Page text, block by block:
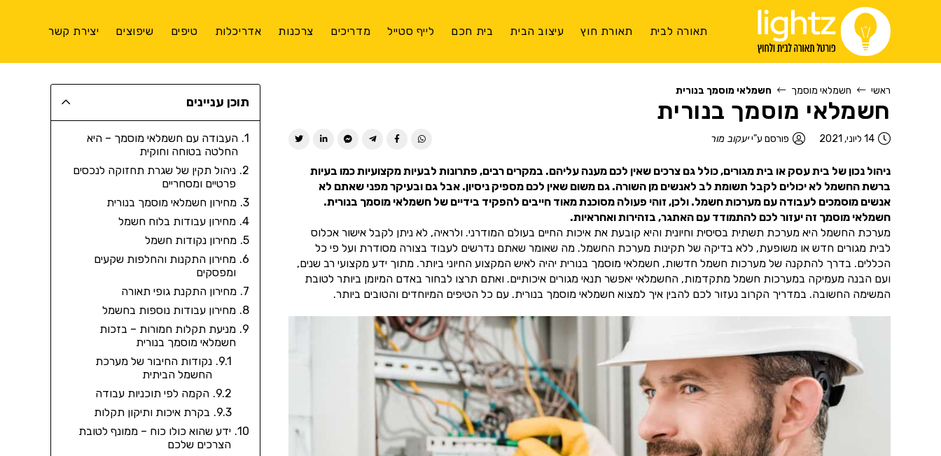
תאורה לבית תאורת חוץ עיצוב הבית בית חכם לייף סטייל מדריכים צרכנות אדריכלות טיפים שיפוצים יצירת קשר
ראשי חשמלאי מוסמך חשמלאי מוסמך בנורית
חשמלאי מוסמך בנורית
14 ליוני, 2021 פורסם ע"ייעקוב מור
ניהול נכון של בית עסק או בית מגורים, כולל גם צרכים שאין לכם מענה עליהם. במקרים רבים, פתרונות לבעיות מקצועיות כמו בעיות
ברשת החשמל לא יכולים לקבל תשומת לב לאנשים מן השורה. גם משום שאין לכם מספיק ניסיון. אבל גם ובעיקר מפני שאתם לא
אנשים מוסמכים לעבודה עם מערכות חשמל. ולכן, זוהי פעולה מסוכנת מאוד חייבים להפקיד בידיים של חשמלאי מוסמך בנורית.
חשמלאי מוסמך זה יעזור לכם להתמודד עם האתגר, בזהירות ואחראיות.
מערכת החשמל היא מערכת תשתית בסיסית וחיונית והיא קובעת את איכות החיים בעולם המודרני. ולראיה, לא ניתן לקבל אישור אכלוס
לבית מגורים חדש או משופעת, ללא בדיקה של תקינות מערכת החשמל. מה שאומר שאתם נדרשים לעבוד בצורה מסודרת ועל פי כל
הכללים. בדרך להתקנה של מערכות חשמל חדשות, חשמלאי מוסמך בנורית יהיה לאיש המקצוע החיוני ביותר. מתוך ידע מקצועי רב שנים,
ועם הבנה מעמיקה במערכות חשמל מתקדמות, החשמלאי יאפשר תנאי מגורים איכותיים. ואתם תרצו לבחור באדם המיומן ביותר לטובת
המשימה החשובה. במדריך הקרוב נעזור לכם להבין איך למצוא חשמלאי מוסמך בנורית. עם כל הטיפים המיוחדים והטובים ביותר.
תוכן עניינים
העבודה עם חשמלאי מוסמך – היא
החלטה בטוחה וחוקית
ניהול תקין של שגרת תחזוקה לנכסים
פרטיים ומסחריים
מחירון חשמלאי מוסמך בנורית
מחירון עבודות בלוח חשמל
מחירון נקודות חשמל
מחירון התקנות והחלפות שקעים
ומפסקים
מחירון התקנת גופי תאורה
מחירון עבודות נוספות בחשמל
מניעת תקלות חמורות – בזכות
חשמלאי מוסמך בנורית
נקודות החיבור של מערכת
החשמל הביתית
הקמה לפי תוכניות עבודה
בקרת איכות ותיקון תקלות
ידע שהוא כולו כוח – ממונף לטובת
הצרכים שלכם